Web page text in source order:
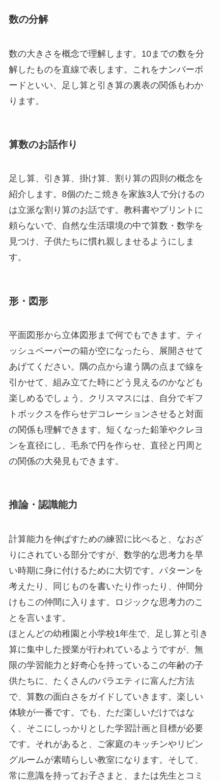
数の分解
数の大きさを概念で理解します。10までの数を分
解したものを直線で表します。これをナンバーボ
ードといい、足し算と引き算の裏表の関係もわか
ります。
算数のお話作り
足し算、引き算、掛け算、割り算の四則の概念を
紹介します。8個のたこ焼きを家族3人で分けるの
は立派な割り算のお話です。教科書やプリントに
頼らないで、自然な生活環境の中で算数・数学を
見つけ、子供たちに慣れ親しませるようにしま
す。
形・図形
平面図形から立体図形まで何でもできます。ティ
ッシュペーパーの箱が空になったら、展開させて
あげてください。隅の点から違う隅の点まで線を
引かせて、組み立てた時にどう見えるのかなども
楽しめるでしょう。クリスマスには、自分でギフ
トボックスを作らせデコレーションさせると対面
の関係も理解できます。短くなった鉛筆やクレヨ
ンを直径にし、毛糸で円を作らせ、直径と円周と
の関係の大発見もできます。
推論・認識能力
計算能力を伸ばすための練習に比べると、なおざ
りにされている部分ですが、数学的な思考力を早
い時期に身に付けるために大切です。パターンを
考えたり、同じものを書いたり作ったり、仲間分
けもこの仲間に入ります。ロジックな思考力のこ
とを言います。
ほとんどの幼稚園と小学校1年生で、足し算と引き
算に集中した授業が行われているようですが、無
限の学習能力と好奇心を持っているこの年齢の子
供たちに、たくさんのバラエティに富んだ方法
で、算数の面白さをガイドしていきます。楽しい
体験が一番です。でも、ただ楽しいだけではな
く、そこにしっかりとした学習計画と目標が必要
です。それがあると、ご家庭のキッチンやリビン
グルームが素晴らしい教室になります。そして、
常に意識を持ってお子さまと、または先生とコミ